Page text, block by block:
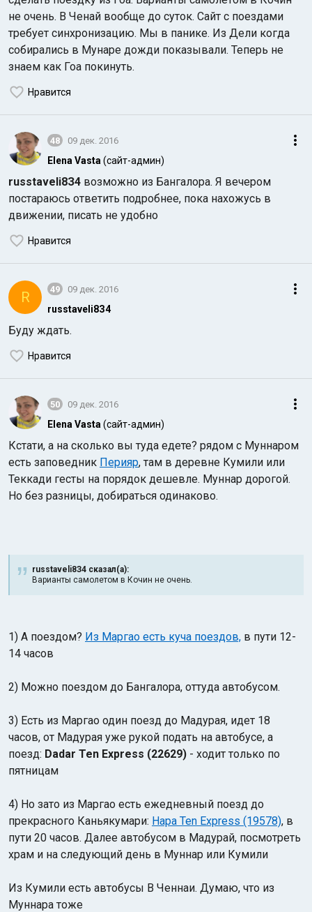
не очень. В Ченай вообще до суток. Сайт с поездами
требует синхронизацию. Мы в панике. Из Дели когда
собирались в Мунаре дожди показывали. Теперь не
знаем как Гоа покинуть.
Нравится
48 09 дек. 2016
Elena Vasta (сайт-админ)
russtaveli8З4 возможно из Бангалора. Я вечером
постараюсь ответить подробнее, пока нахожусь в
движении, писать не удобно
Нравится
R 49 09 дек. 2016
russtaveli8З4
Буду ждать.
Нравится
50 09 дек. 2016
Elena Vasta (сайт-админ)
Кстати, а на сколько вы туда едете? рядом с Муннаром
есть заповедник Перияр, там в деревне Кумили или
Теккади гесты на порядок дешевле. Муннар дорогой.
Но без разницы, добираться одинаково.
russtaveli8З4 сказал(а):
Варианты самолетом в Кочин не очень.
1) А поездом? Из Маргао есть куча поездов, в пути 12-
14 часов
2) Можно поездом до Бангалора, оттуда автобусом.
3) Есть из Маргао один поезд до Мадурая, идет 18
часов, от Мадурая уже рукой подать на автобусе, а
поезд: Dadar Ten Express (22629) - ходит только по
пятницам
4) Но зато из Маргао есть ежедневный поезд до
прекрасного Каньякумари: Hapa Ten Express (19578), в
пути 20 часов. Далее автобусом в Мадурай, посмотреть
храм и на следующий день в Муннар или Кумили
Из Кумили есть автобусы В Ченнаи. Думаю, что из
Муннара тоже